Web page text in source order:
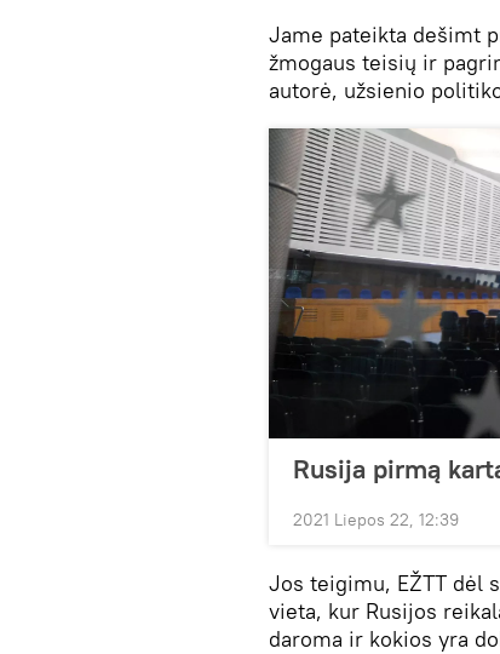
Jame pateikta dešimt
žmogaus teisių ir
autorė, užsienio
Rusija pirmą
2021 Liepos 22, 12:39
Jos teigimu, EŽTT dėl
vieta, kur Rusijos
daroma ir kokios yra